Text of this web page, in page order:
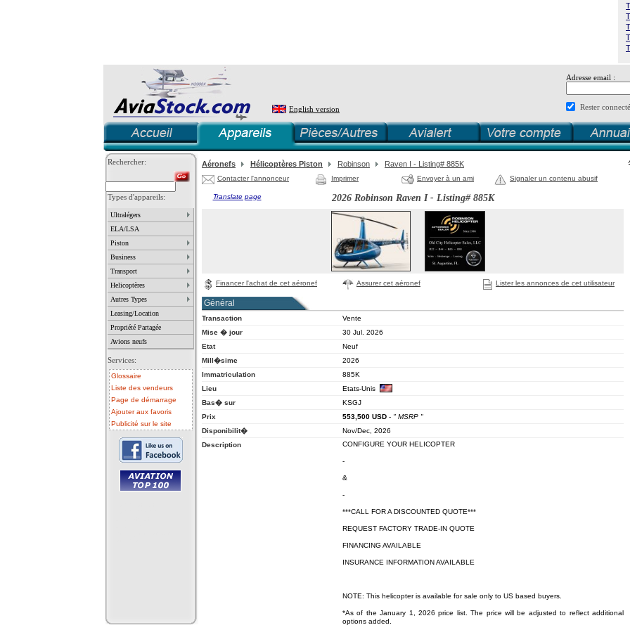
English version
Adresse email :
Rester connecté
Rechercher:
Types d'appareils:
Ultralégers
ELA/LSA
Piston
Business
Transport
Helicoptères
Autres Types
Leasing/Location
Propriété Partagée
Avions neufs
Services:
Glossaire
Liste des vendeurs
Page de démarrage
Ajouter aux favoris
Publicité sur le site
Aéronefs Hélicoptères Piston Robinson Raven I - Listing# 885K
Contacter l'annonceur Imprimer Envoyer à un ami Signaler un contenu abusif
2026 Robinson Raven I - Listing# 885K
Translate page
Financer l'achat de cet aéronef Assurer cet aéronef Lister les annonces de cet utilisateur
Général
Transaction
Vente
Mise � jour
30 Jul. 2026
Etat
Neuf
Mill�sime
2026
Immatriculation
885K
Lieu
Etats-Unis
Bas� sur
KSGJ
Prix
553,500 USD - " MSRP "
Disponibilit�
Nov/Dec, 2026
Description
CONFIGURE YOUR HELICOPTER
-
&
-
***CALL FOR A DISCOUNTED QUOTE***
REQUEST FACTORY TRADE-IN QUOTE
FINANCING AVAILABLE
INSURANCE INFORMATION AVAILABLE
NOTE: This helicopter is available for sale only to US based buyers.
*As of the January 1, 2026 price list. The price will be adjusted to reflect additional
options added.